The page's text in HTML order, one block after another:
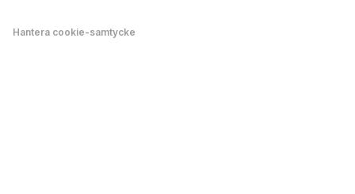
Hantera cookie-samtycke